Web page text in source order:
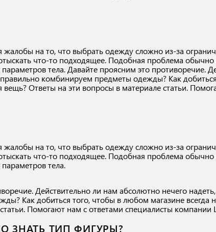
жалобы на то, что выбрать одежду сложно из-за
что-то подходящее. Подобная проблема обычно
тела. Давайте проясним это противоречие.
комбинируем предметы одежды? Как
вещь? Ответы на эти вопросы в материале статьи.
жалобы на то, что выбрать одежду сложно из-за
что-то подходящее. Подобная проблема обычно
тела.
Действительно ли нам абсолютно нечего
Как добиться того, чтобы в любом магазине всегда
Помогают нам с ответами специалисты компании
ЗНАТЬ ТИП ФИГУРЫ?